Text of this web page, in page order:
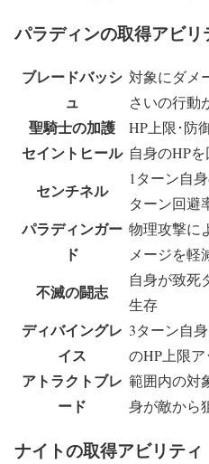
パラディンの取得アビリ
ブレードバッシ
ュ
対象にダメ
さいの行動
聖騎士の加護 HP上限･防
セイントヒール 自身のHP
センチネル
1ターン自
ターン回避
パラディンガー
ド
物理攻撃に
メージを軽
不滅の闘志
自身が致死
生存
ディバイングレ
イス
3ターン自
のHP上限
アトラクトブレ
ード
範囲内の対
身が敵から
ナイトの取得アビリティ